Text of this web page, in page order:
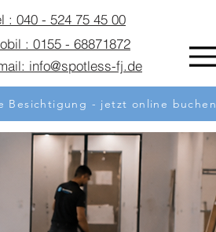
: 040 - 524 75 45 00
: 0155 - 68871872
info@spotless-fj.de
Besichtigung - jetzt online buchen